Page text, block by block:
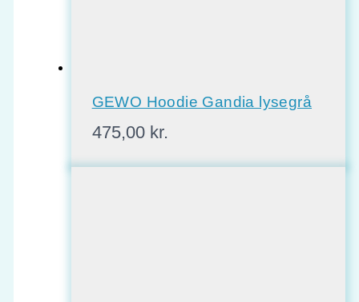
GEWO Hoodie Gandia lysegrå
475,00 kr.